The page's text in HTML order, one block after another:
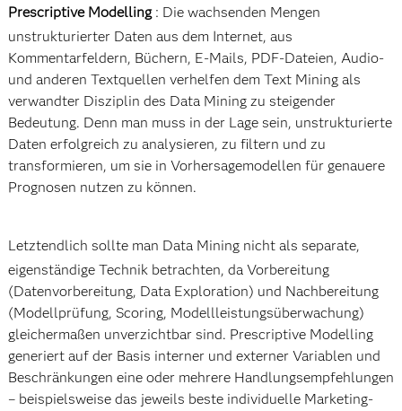
Prescriptive Modelling : Die wachsenden Mengen
unstrukturierter Daten aus dem Internet, aus
Kommentarfeldern, Büchern, E-Mails, PDF-Dateien, Audio-
und anderen Textquellen verhelfen dem Text Mining als
verwandter Disziplin des Data Mining zu steigender
Bedeutung. Denn man muss in der Lage sein, unstrukturierte
Daten erfolgreich zu analysieren, zu filtern und zu
transformieren, um sie in Vorhersagemodellen für genauere
Prognosen nutzen zu können.
Letztendlich sollte man Data Mining nicht als separate,
eigenständige Technik betrachten, da Vorbereitung
(Datenvorbereitung, Data Exploration) und Nachbereitung
(Modellprüfung, Scoring, Modellleistungsüberwachung)
gleichermaßen unverzichtbar sind. Prescriptive Modelling
generiert auf der Basis interner und externer Variablen und
Beschränkungen eine oder mehrere Handlungsempfehlungen
– beispielsweise das jeweils beste individuelle Marketing-